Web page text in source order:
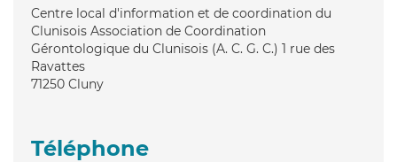
Centre local d'information et de coordination du
Clunisois Association de Coordination
Gérontologique du Clunisois (A. C. G. C.) 1 rue des
Ravattes
71250 Cluny
Téléphone